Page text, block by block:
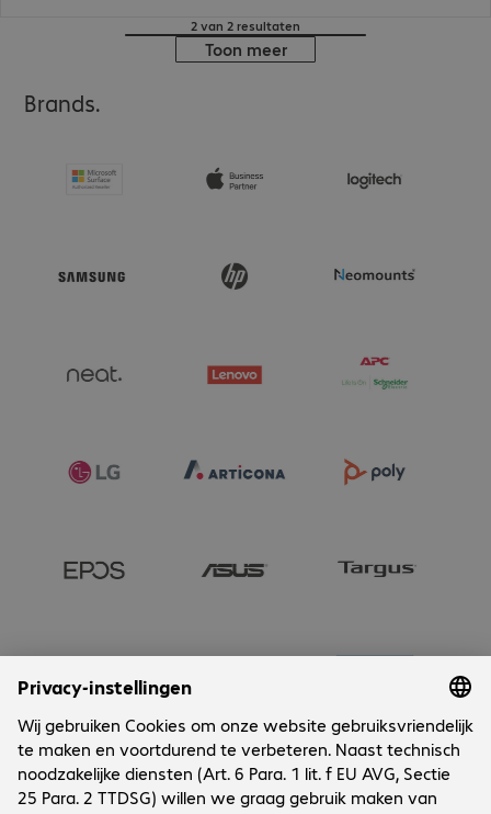
2 van 2 resultaten
Toon meer
Brands.